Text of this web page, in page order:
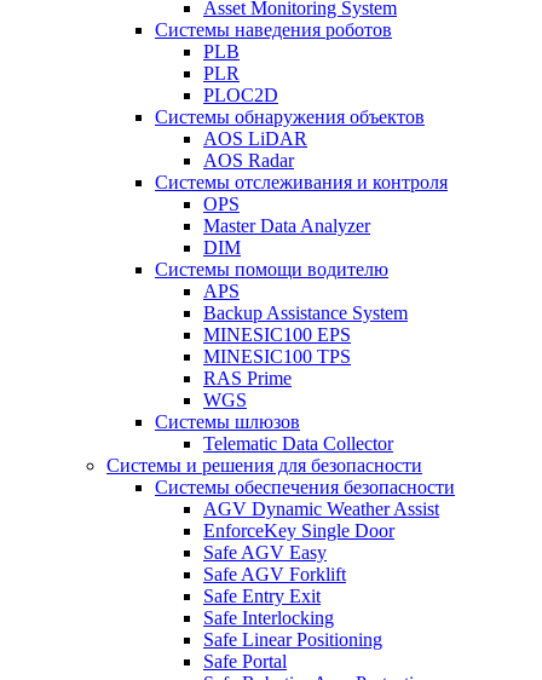
Asset Monitoring System
Системы наведения роботов
PLB
PLR
PLOC2D
Системы обнаружения объектов
AOS LiDAR
AOS Radar
Системы отслеживания и контроля
OPS
Master Data Analyzer
DIM
Системы помощи водителю
APS
Backup Assistance System
MINESIC100 EPS
MINESIC100 TPS
RAS Prime
WGS
Системы шлюзов
Telematic Data Collector
Системы и решения для безопасности
Системы обеспечения безопасности
AGV Dynamic Weather Assist
EnforceKey Single Door
Safe AGV Easy
Safe AGV Forklift
Safe Entry Exit
Safe Interlocking
Safe Linear Positioning
Safe Portal